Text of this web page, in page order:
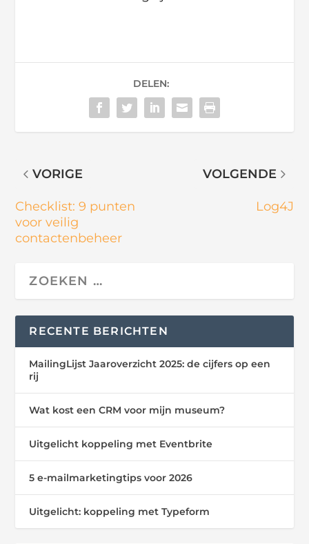
DELEN:
VORIGE
Checklist: 9 punten
voor veilig
contactenbeheer
VOLGENDE
Log4J
RECENTE BERICHTEN
MailingLijst Jaaroverzicht 2025: de cijfers op een
rij
Wat kost een CRM voor mijn museum?
Uitgelicht koppeling met Eventbrite
5 e-mailmarketingtips voor 2026
Uitgelicht: koppeling met Typeform